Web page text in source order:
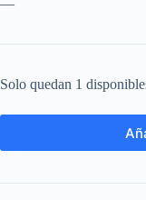
—
Solo quedan 1